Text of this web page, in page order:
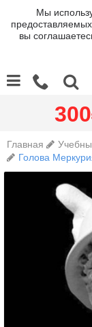
Мы
вы
300
Главная
Голова